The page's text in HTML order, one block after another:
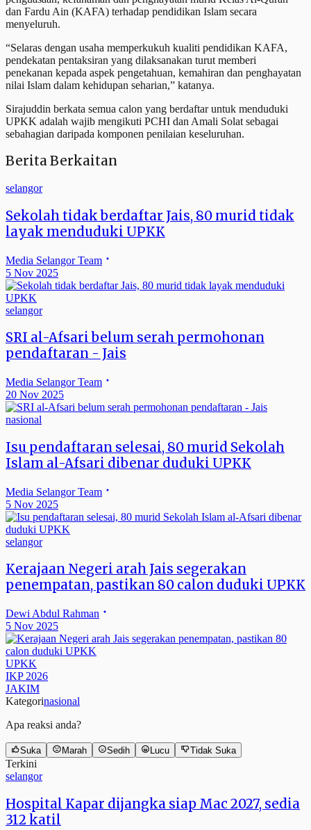
dan Fardu Ain (KAFA) terhadap pendidikan Islam secara
menyeluruh.
“Selaras dengan usaha memperkukuh kualiti pendidikan KAFA,
pendekatan pentaksiran yang dilaksanakan turut memberi
penekanan kepada aspek pengetahuan, kemahiran dan penghayatan
nilai Islam dalam kehidupan seharian,” katanya.
Sirajuddin berkata semua calon yang berdaftar untuk menduduki
UPKK adalah wajib mengikuti PCHI dan Amali Solat sebagai
sebahagian daripada komponen penilaian keseluruhan.
Berita Berkaitan
selangor
Sekolah tidak berdaftar Jais, 80 murid tidak
layak menduduki UPKK
Media Selangor Team
5 Nov 2025
selangor
SRI al-Afsari belum serah permohonan
pendaftaran - Jais
Media Selangor Team
20 Nov 2025
nasional
Isu pendaftaran selesai, 80 murid Sekolah
Islam al-Afsari dibenar duduki UPKK
Media Selangor Team
5 Nov 2025
selangor
Kerajaan Negeri arah Jais segerakan
penempatan, pastikan 80 calon duduki UPKK
Dewi Abdul Rahman
5 Nov 2025
UPKK
IKP 2026
JAKIM
Kategorinasional
Apa reaksi anda?
Suka Marah Sedih Lucu Tidak Suka
Terkini
selangor
Hospital Kapar dijangka siap Mac 2027, sedia
312 katil